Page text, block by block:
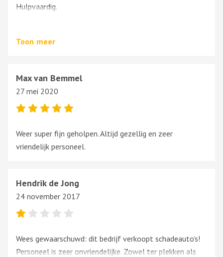
Hulpvaardig.
Een echte aanrader!
Toon meer
Max van Bemmel
27 mei 2020
Weer super fijn geholpen. Altijd gezellig en zeer
vriendelijk personeel.
Hendrik de Jong
24 november 2017
Wees gewaarschuwd: dit bedrijf verkoopt schadeauto’s!
Personeel is zeer onvriendelijke. Zowel ter plekken als